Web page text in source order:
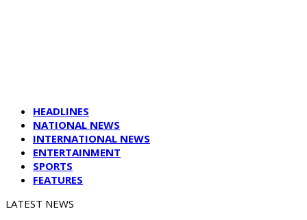
HEADLINES
NATIONAL NEWS
INTERNATIONAL NEWS
ENTERTAINMENT
SPORTS
FEATURES
LATEST NEWS